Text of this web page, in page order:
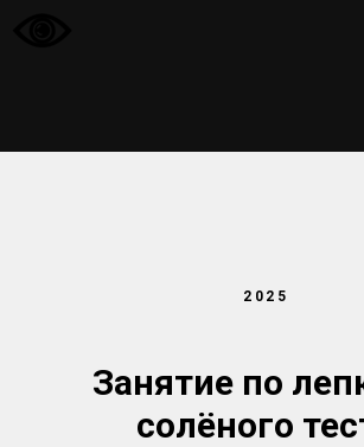
2025
Занятие по
солёного